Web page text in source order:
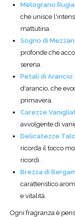
Melograno
che unisce
mattutina.
Sogno di
profonde che
serena.
Petali di Arancio
d'arancio, che
primavera.
Carezze
avvolgente di
Delicatezze
ricorda il tocco
ricordi.
Brezza di
caratteristico
e vitalità.
Ogni fragranza è